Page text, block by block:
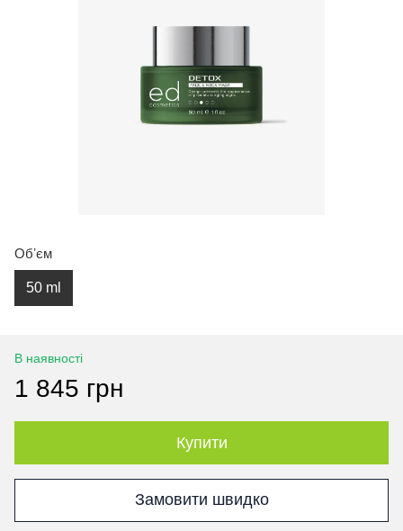
Обʼєм
50 ml
В наявності
1 845 грн
Купити
Замовити швидко